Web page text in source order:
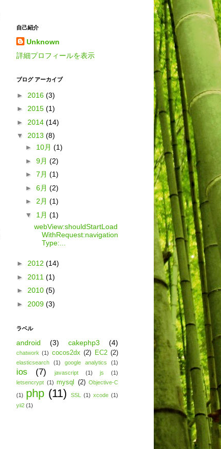
自己紹介
Unknown
詳細プロフィールを表示
ブログ アーカイブ
► 2016 (3)
► 2015 (1)
► 2014 (14)
▼ 2013 (8)
► 10月 (1)
► 9月 (2)
► 7月 (1)
► 6月 (2)
► 2月 (1)
▼ 1月 (1)
webView:shouldStartLoad
WithRequest:navigation
Type:...
► 2012 (14)
► 2011 (1)
► 2010 (5)
► 2009 (3)
ラベル
android (3) cakephp3 (4)
chatwork (1) cocos2dx (2) EC2 (2)
elasticsearch (1) google analytics (1)
ios (7) javascript (1) js
(1)
letsencrypt (1) mysql (2) Objective-C
(1) php (11) SSL (1) xcode (1)
yii2 (1)